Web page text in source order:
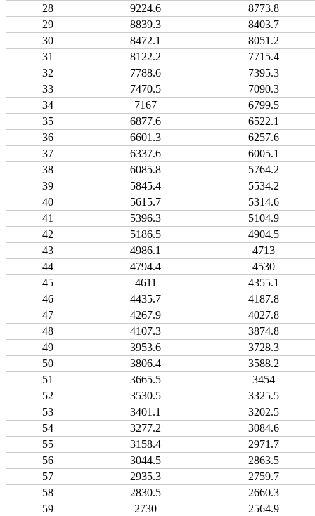
28 9224.6
8773.8
29
8839.3
8403.7
30
8472.1
8051.2
31
8122.2
7715.4
32
7788.6
7395.3
33
7470.5
7090.3
34
7167
6799.5
35
6877.6
6522.1
36
6601.3
6257.6
37
6337.6
6005.1
38
6085.8
5764.2
39
5845.4
5534.2
40
5615.7
5314.6
41
5396.3
5104.9
42
5186.5
4904.5
43
4986.1
4713
44
4794.4
4530
45
4611
4355.1
46
4435.7
4187.8
47
4267.9
4027.8
48
4107.3
3874.8
49
3953.6
3728.3
50
3806.4
3588.2
51
3665.5
3454
52
3530.5
3325.5
53
3401.1
3202.5
54
3277.2
3084.6
55
3158.4
2971.7
56
3044.5
2863.5
57
2935.3
2759.7
58
2830.5
2660.3
59
2730
2564.9